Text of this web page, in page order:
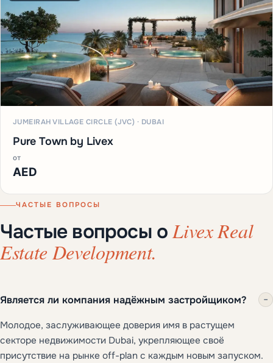
JUMEIRAH VILLAGE CIRCLE (JVC) · DUBAI
Pure Town by Livex
от
AED
ЧАСТЫЕ ВОПРОСЫ
Частые вопросы оLivex Real
Estate Development.
Является ли компания надёжным застройщиком? −
Молодое, заслуживающее доверия имя в растущем
секторе недвижимости Dubai, укрепляющее своё
присутствие на рынке off-plan с каждым новым запуском.